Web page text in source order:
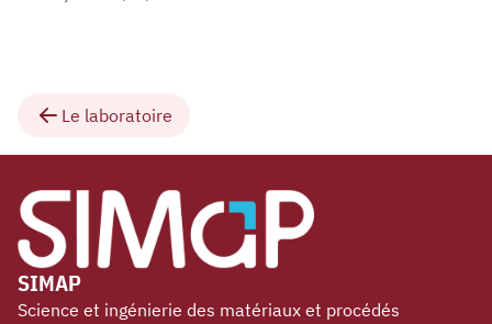
Le laboratoire
SIMAP
Science et ingénierie des matériaux et procédés